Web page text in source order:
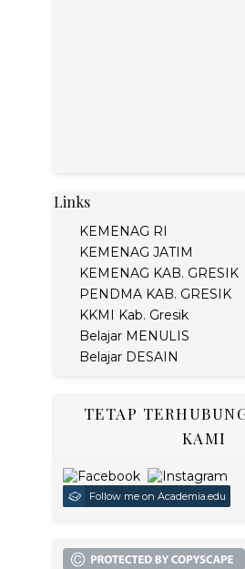
Links
KEMENAG RI
KEMENAG JATIM
KEMENAG KAB. GRESIK
PENDMA KAB. GRESIK
KKMI Kab. Gresik
Belajar MENULIS
Belajar DESAIN
TETAP
KAMI
Follow me on Academia.edu